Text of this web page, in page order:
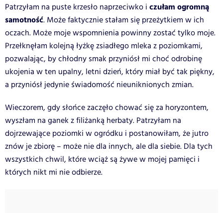
Patrzyłam na puste krzesło naprzeciwko i czułam ogromną
samotność. Może faktycznie stałam się przeżytkiem w ich
oczach. Może moje wspomnienia powinny zostać tylko moje.
Przełknęłam kolejną łyżkę zsiadłego mleka z poziomkami,
pozwalając, by chłodny smak przyniósł mi choć odrobinę
ukojenia w ten upalny, letni dzień, który miał być tak piękny,
a przyniósł jedynie świadomość nieuniknionych zmian.
Wieczorem, gdy słońce zaczęło chować się za horyzontem,
wyszłam na ganek z filiżanką herbaty. Patrzyłam na
dojrzewające poziomki w ogródku i postanowiłam, że jutro
znów je zbiorę – może nie dla innych, ale dla siebie. Dla tych
wszystkich chwil, które wciąż są żywe w mojej pamięci i
których nikt mi nie odbierze.